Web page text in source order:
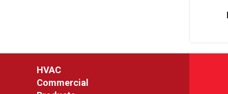
HVAC
Commercial